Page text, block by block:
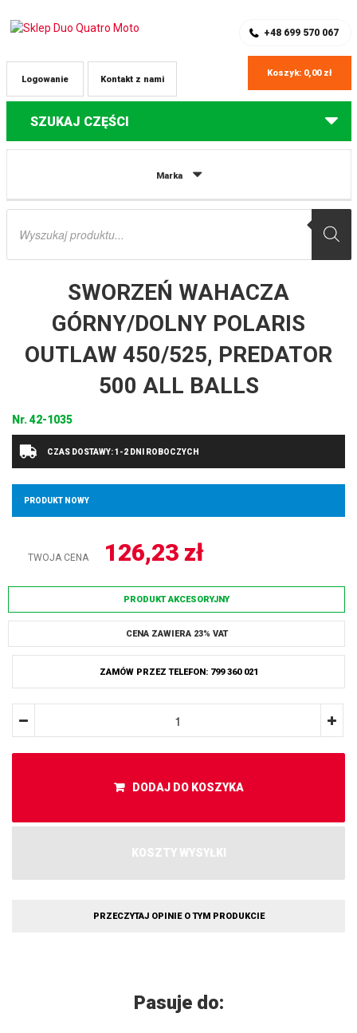
+48 699 570 067
Kontakt z nami
Logowanie
Koszyk: 0,00 zł
SZUKAJ CZĘŚCI
Marka
Wyszukiwarka
Części do quadów Polaris
SWORZEŃ WAHACZA
GÓRNY/DOLNY POLARIS
OUTLAW 450/525, PREDATOR
500 ALL BALLS
Nr.42-1035
CZAS DOSTAWY: 1-2 DNI ROBOCZYCH
PRODUKT NOWY
TWOJA CENA 126,23 zł
PRODUKT AKCESORYJNY
CENA ZAWIERA 23% VAT
ZAMÓW PRZEZ TELEFON: 799 360 021
DODAJ DO KOSZYKA
KOSZTY WYSYŁKI
PRZECZYTAJ OPINIE O TYM PRODUKCIE
Pasuje do: